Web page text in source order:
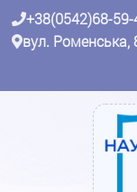
+38(0542)68-59-
вул. Роменська,